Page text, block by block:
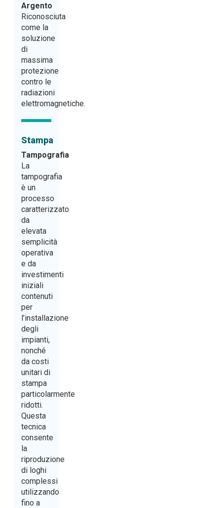
Argento
Riconosciuta
come la
soluzione
di
massima
protezione
contro le
radiazioni
elettromagnetiche.
Stampa
Tampografia
La
tampografia
è un
processo
caratterizzato
da
elevata
semplicità
operativa
e da
investimenti
iniziali
contenuti
per
l’installazione
degli
impianti,
nonché
da costi
unitari di
stampa
particolarmente
ridotti.
Questa
tecnica
consente
la
riproduzione
di loghi
complessi
utilizzando
fino a